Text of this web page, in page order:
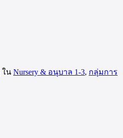
ใน Nursery & อนุบาล 1-3, กลุ่มการ